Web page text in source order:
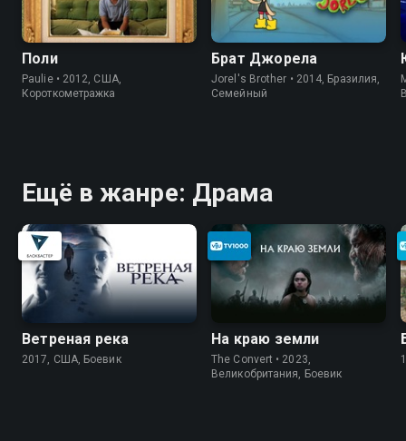
Поли
Paulie • 2012, США,
Короткометражка
Брат Джорела
Jorel's Brother • 2014, Бразилия,
Cемейный
Ещё в жанре: Драма
Ветреная река
2017, США, Боевик
На краю земли
The Convert • 2023,
Великобритания, Боевик